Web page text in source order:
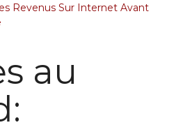
Revenus Sur Internet Avant
au